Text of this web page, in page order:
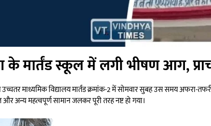
के मार्तंड स्कूल में लगी भीषण आग,
माध्यमिक विद्यालय मार्तंड क्रमांक-2 में सोमवार सुबह उस समय
और अन्य महत्वपूर्ण सामान जलकर पूरी तरह नष्ट हो गया।